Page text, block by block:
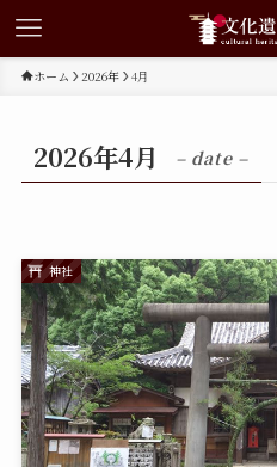
ホーム 2026年 4月
2026年4月 – date –
神社